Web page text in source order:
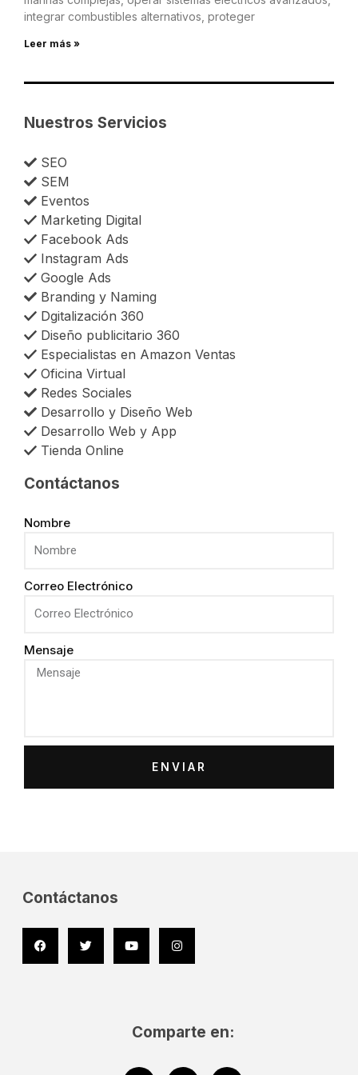
integrar combustibles alternativos, proteger
Leer más »
Nuestros Servicios
SEO
SEM
Eventos
Marketing Digital
Facebook Ads
Instagram Ads
Google Ads
Branding y Naming
Dgitalización 360
Diseño publicitario 360
Especialistas en Amazon Ventas
Oficina Virtual
Redes Sociales
Desarrollo y Diseño Web
Desarrollo Web y App
Tienda Online
Contáctanos
Nombre
Correo Electrónico
Mensaje
ENVIAR
Contáctanos
FacebookTwitter YoutubeInstagram
Comparte en: